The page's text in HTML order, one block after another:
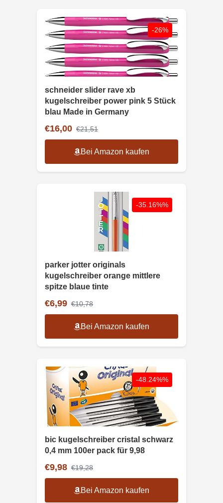
-26%
schneider slider rave xb
kugelschreiber power pink 5 Stück
blau Made in Germany
€16,00 €21,51
Bei Amazon kaufen
-35.16%%
parker jotter originals
kugelschreiber orange mittlere
spitze blaue tinte
€6,99 €10,78
Bei Amazon kaufen
-48.24%%
bic kugelschreiber cristal schwarz
0,4 mm 100er pack für 9,98
€9,98 €19,28
Bei Amazon kaufen